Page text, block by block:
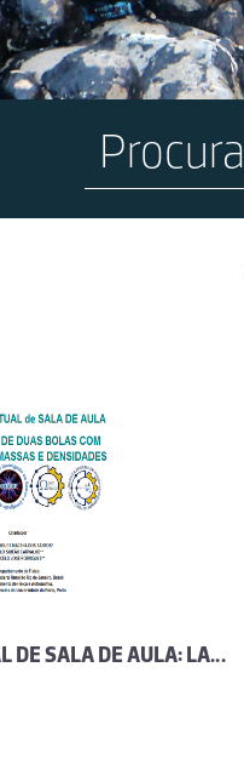
ATIVIDADE VIRTUAL DE SALA DE AULA: LANÇAMENTO DE DUAS BOLAS COM VARIAÇÃO DE MASSAS E DENSIDADES